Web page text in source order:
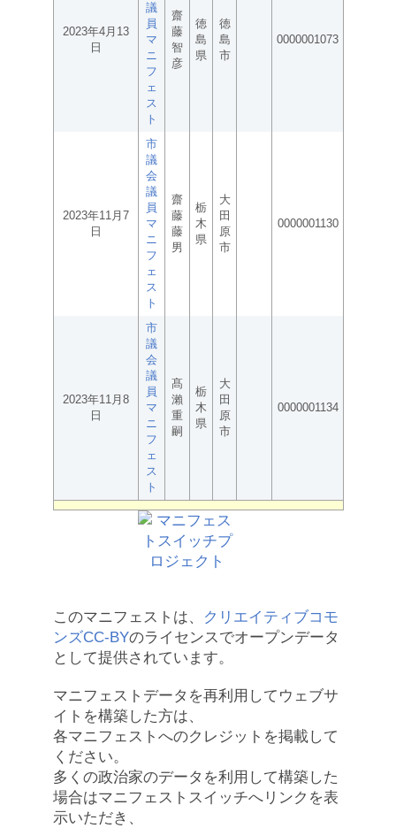
2023年4月13
日
議
員
マ
ニ
フ
ェ
ス
ト
齋
藤
智
彦
徳
島
県
徳
島
市
0000001073
2023年11月7
日
市
議
会
議
員
マ
ニ
フ
ェ
ス
ト
齋
藤
藤
男
栃
木
県
大
田
原
市
0000001130
2023年11月8
日
市
議
会
議
員
マ
ニ
フ
ェ
ス
ト
髙
瀨
重
嗣
栃
木
県
大
田
原
市
0000001134
このマニフェストは、
クリエイティブコモ
ンズCC-BYのライセンスでオープンデータ
として提供されています。
マニフェストデータを再利用してウェブサ
イトを構築した方は、
各マニフェストへのクレジットを掲載して
ください。
多くの政治家のデータを利用して構築した
場合はマニフェストスイッチへリンクを表
示いただき、